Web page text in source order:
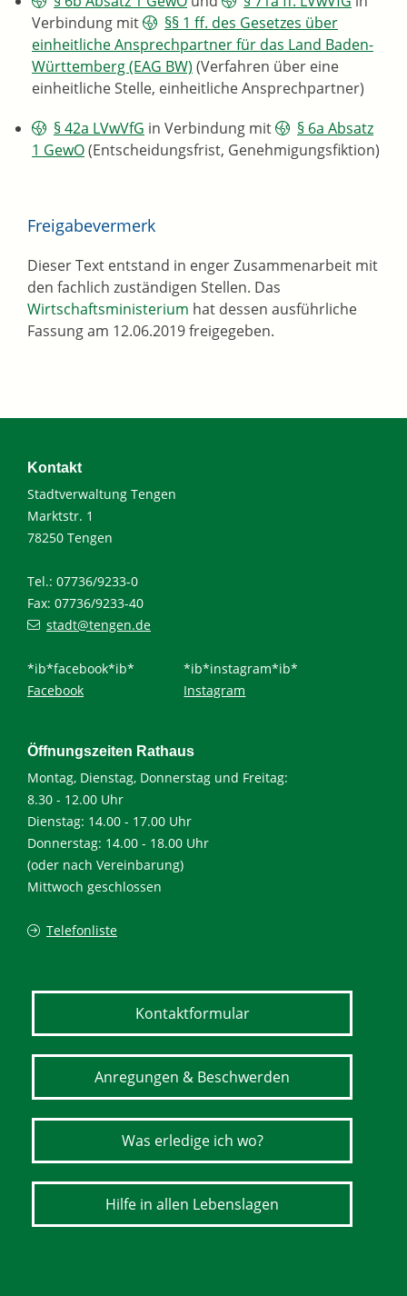
Verbindung mit
§§ 1 ff. des Gesetzes über
einheitliche Ansprechpartner für das Land Baden-
Württemberg (EAG BW) (Verfahren über eine
einheitliche Stelle, einheitliche Ansprechpartner)
§ 42a LVwVfG in Verbindung mit
§ 6a Absatz
1 GewO(Entscheidungsfrist, Genehmigungsfiktion)
Freigabevermerk
Dieser Text entstand in enger Zusammenarbeit mit
den fachlich zuständigen Stellen. Das
Wirtschaftsministerium hat dessen ausführliche
Fassung am 12.06.2019 freigegeben.
Kontakt
Stadtverwaltung Tengen
Marktstr. 1
78250 Tengen
Tel.: 07736/9233-0
Fax: 07736/9233-40
stadt@tengen.de
*ib*facebook*ib*
Facebook
*ib*instagram*ib*
Instagram
Öffnungszeiten Rathaus
Montag, Dienstag, Donnerstag und Freitag:
8.30 - 12.00 Uhr
Dienstag: 14.00 - 17.00 Uhr
Donnerstag: 14.00 - 18.00 Uhr
(oder nach Vereinbarung)
Mittwoch geschlossen
Telefonliste
Kontaktformular
Anregungen & Beschwerden
Was erledige ich wo?
Hilfe in allen Lebenslagen